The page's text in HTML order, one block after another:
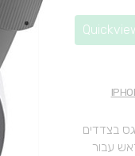
בצדדים
עבור